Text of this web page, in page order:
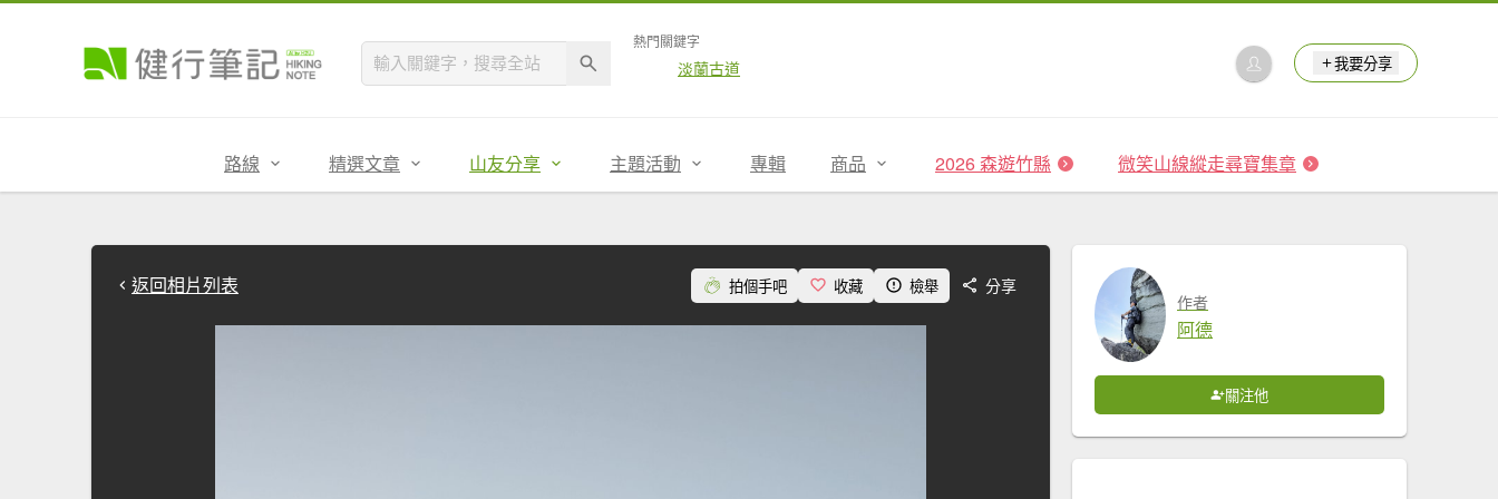
熱門關鍵字
淡蘭古道 我要分享
路線 精選文章 山友分享 主題活動 專輯 商品 2026 森遊竹縣 微笑山線縱走尋寶集章
返回相片列表 拍個手吧 收藏 檢舉 分享
作者
阿德
關注他